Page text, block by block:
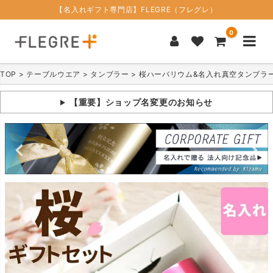
【名入れギフト専門店】FLEGRE（フレグレ）
0
TOP テーブルウエア タンブラー 桜ハーバリウム&名入れ真空タンブラ
【重要】ショップ名変更のお知らせ